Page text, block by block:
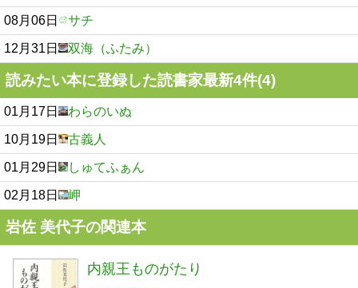
08月06日 サチ
12月31日 双海（ふたみ）
読みたい本に登録した読書家最新4件(4)
01月17日 わらのいぬ
10月19日 古義人
01月29日 しゅてふぁん
02月18日 岬
岩佐 美代子の関連本
内親王ものがたり